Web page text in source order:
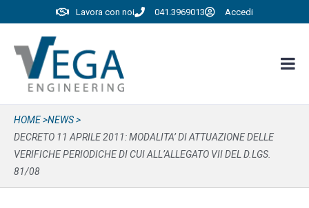
Lavora con noi 041.3969013 Accedi
HOME >NEWS >
DECRETO 11 APRILE 2011: MODALITA’ DI ATTUAZIONE DELLE
VERIFICHE PERIODICHE DI CUI ALL’ALLEGATO VII DEL D.LGS.
81/08